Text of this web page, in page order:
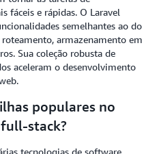
fáceis e rápidas. O Laravel
semelhantes ao do
armazenamento em
Sua coleção robusta de
aceleram o desenvolvimento
populares no
stack?